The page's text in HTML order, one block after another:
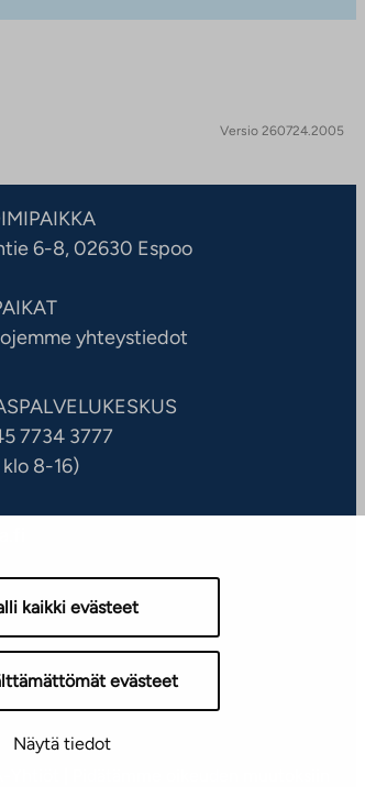
kaikki evästeet
evästeet
Näytä tiedot
Versio 260724.2005
6-8, 02630 Espoo
yhteystiedot
7734 3777
8-16)